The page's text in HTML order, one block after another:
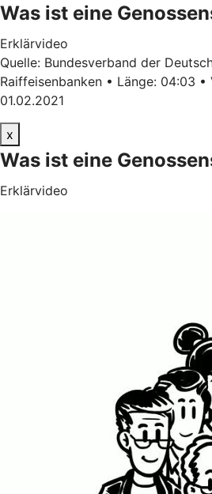
Was ist eine
Erklärvideo
Quelle: Bundesverband der
Raiffeisenbanken • Länge: 04:03
01.02.2021
x
Was ist eine
Erklärvideo